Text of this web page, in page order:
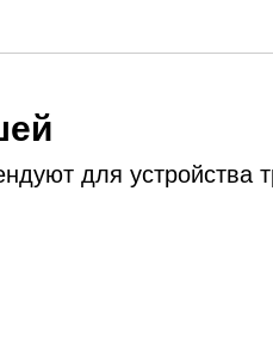
для